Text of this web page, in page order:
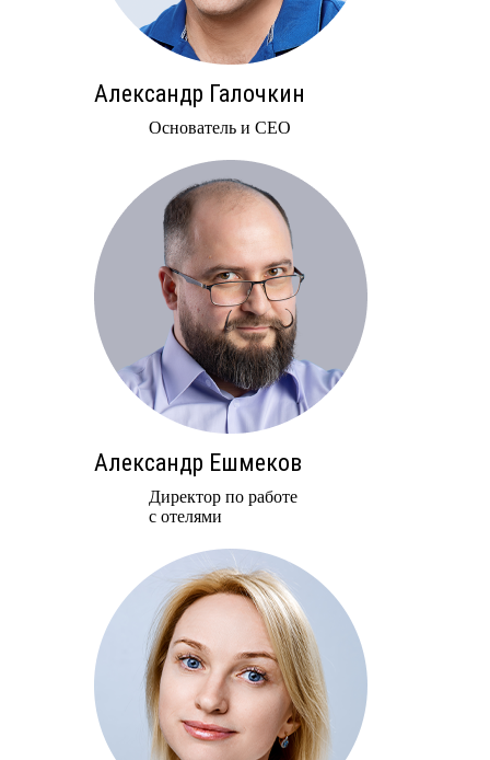
Александр Галочкин
Основатель и CEO
Александр Ешмеков
Директор по работе
с отелями